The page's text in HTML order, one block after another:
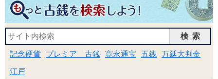
検索
記念硬貨 プレミア 古銭 寛永通宝 五銭 万延大判金
江戸